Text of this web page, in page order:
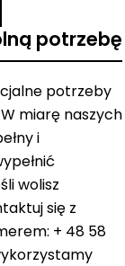
potrzebę
potrzeby
miarę naszych
i
wolisz
się z
+ 48 58